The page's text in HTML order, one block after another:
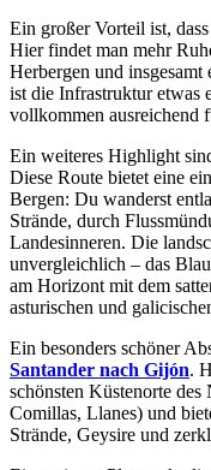
Ein großer Vorteil ist,
Hier findet man mehr
Herbergen und
ist die Infrastruktur etwas
vollkommen ausreichend
Ein weiteres Highlight
Diese Route bietet eine
Bergen: Du wanderst
Strände, durch
Landesinneren. Die
unvergleichlich – das
am Horizont mit dem
asturischen und
Ein besonders schöner
Santander nach Gijón.
schönsten Küstenorte
Comillas, Llanes) und
Strände, Geysire und